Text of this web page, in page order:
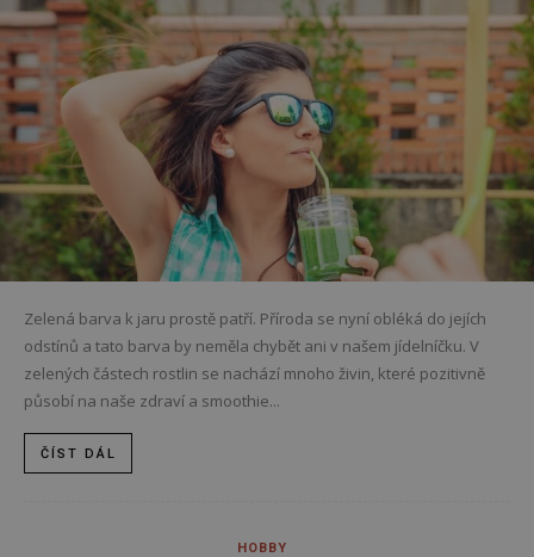
Zelená barva k jaru prostě patří. Příroda se nyní obléká do jejích
odstínů a tato barva by neměla chybět ani v našem jídelníčku. V
zelených částech rostlin se nachází mnoho živin, které pozitivně
působí na naše zdraví a smoothie...
ČÍST DÁL
HOBBY